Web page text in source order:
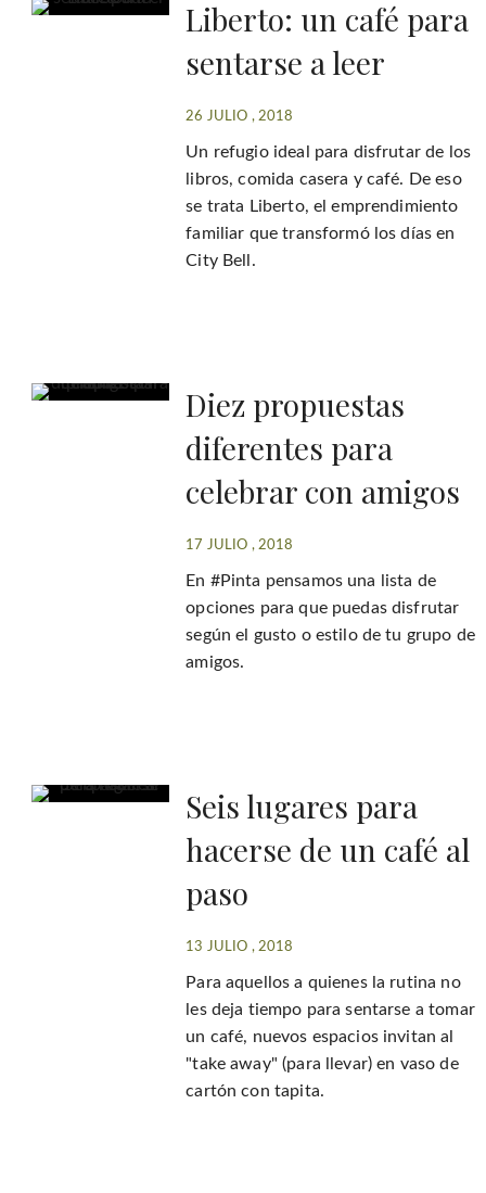
Liberto: un café para
sentarse a leer
26 JULIO , 2018
Un refugio ideal para disfrutar de los
libros, comida casera y café. De eso
se trata Liberto, el emprendimiento
familiar que transformó los días en
City Bell.
Diez propuestas
diferentes para
celebrar con amigos
17 JULIO , 2018
En #Pinta pensamos una lista de
opciones para que puedas disfrutar
según el gusto o estilo de tu grupo de
amigos.
Seis lugares para
hacerse de un café al
paso
13 JULIO , 2018
Para aquellos a quienes la rutina no
les deja tiempo para sentarse a tomar
un café, nuevos espacios invitan al
"take away" (para llevar) en vaso de
cartón con tapita.